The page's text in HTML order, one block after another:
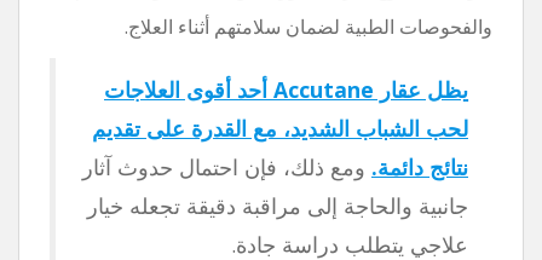
والفحوصات الطبية لضمان سلامتهم أثناء العلاج.
يظل عقار Accutane أحد أقوى العلاجات
لحب الشباب الشديد، مع القدرة على تقديم
نتائج دائمة. ومع ذلك، فإن احتمال حدوث آثار
جانبية والحاجة إلى مراقبة دقيقة تجعله خيار
علاجي يتطلب دراسة جادة.